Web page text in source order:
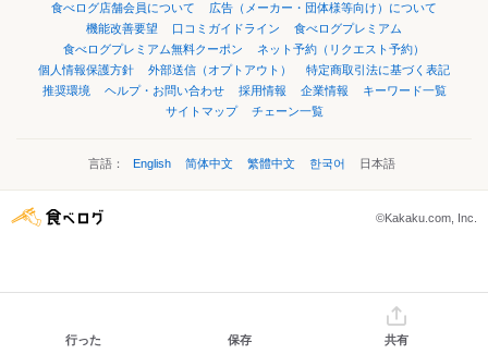
食べログ店舗会員について
広告（メーカー・団体様等向け）について
機能改善要望
口コミガイドライン
食べログプレミアム
食べログプレミアム無料クーポン
ネット予約（リクエスト予約）
個人情報保護方針
外部送信（オプトアウト）
特定商取引法に基づく表記
推奨環境
ヘルプ・お問い合わせ 採用情報 企業情報
キーワード一覧
サイトマップ
チェーン一覧
言語： English 简体中文 繁體中文 한국어 日本語
©Kakaku.com, Inc.
行った 保存 共有